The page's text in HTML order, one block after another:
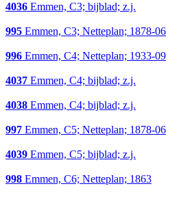
4036 Emmen, C3; bijblad; z.j.
995 Emmen, C3; Netteplan; 1878-06
996 Emmen, C4; Netteplan; 1933-09
4037 Emmen, C4; bijblad; z.j.
4038 Emmen, C4; bijblad; z.j.
997 Emmen, C5; Netteplan; 1878-06
4039 Emmen, C5; bijblad; z.j.
998 Emmen, C6; Netteplan; 1863